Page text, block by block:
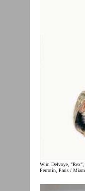
Wim Delvoye, "Rex",
Perrotin, Paris /